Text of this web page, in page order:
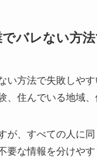
でバレない方
い方法で失敗しや
、住んでいる地域
が、すべての人に
要な情報を分けやす